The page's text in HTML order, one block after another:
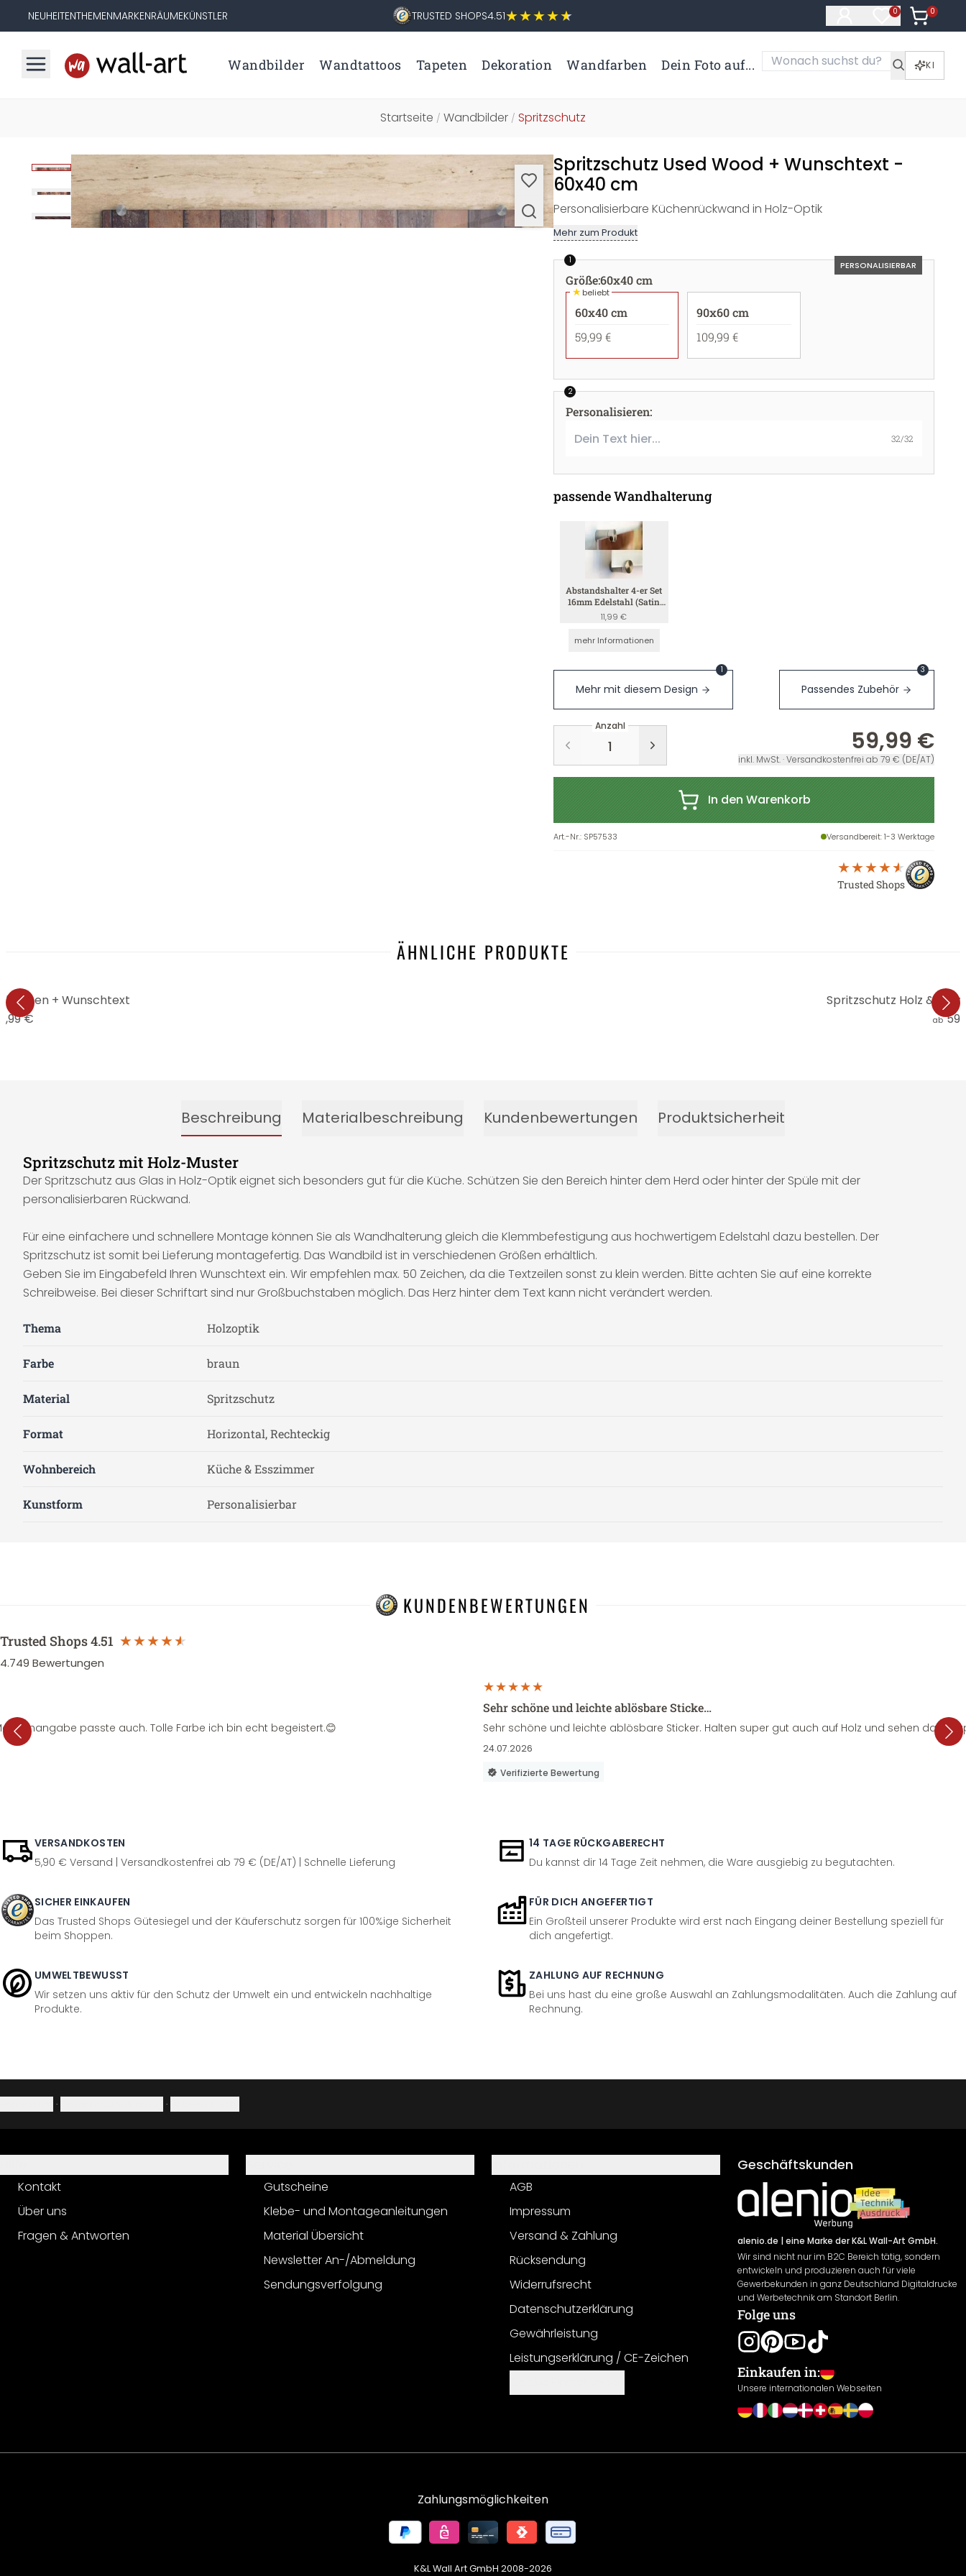
NEUHEITENTHEMENMARKENRÄUMEKÜNSTLER TRUSTED SHOPS4.51 0
Artikel im
0
Artikel
Wandbilder Wandtattoos Tapeten Dekoration Wandfarben Dein Foto auf... KI
Startseite / Wandbilder / Spritzschutz
Spritzschutz Used Wood + Wunschtext -
60x40 cm
Personalisierbare Küchenrückwand in Holz-Optik
Mehr zum Produkt
PERSONALISIERBAR
1
Größe:60x40 cm
★beliebt
60x40 cm
59,99 €
90x60 cm
109,99 €
2
Personalisieren:
32/32
passende Wandhalterung
Abstandshalter 4-er Set
16mm Edelstahl (Satin
4mm)
11,99 €
mehr Informationen
Mehr mit diesem Design
1
Passendes Zubehör
3
Anzahl
59,99 €
inkl. MwSt. · Versandkostenfrei ab 79 € (DE/AT)
In den Warenkorb
Art.-Nr.: SP57533 Versandbereit: 1-3 Werktage
Trusted Shops
ÄHNLICHE PRODUKTE
+ Wunschtext
€
Spritzschutz Holz &
ab
Beschreibung Materialbeschreibung Kundenbewertungen Produktsicherheit
Spritzschutz mit Holz-Muster
Der Spritzschutz aus Glas in Holz-Optik eignet sich besonders gut für die Küche. Schützen Sie den Bereich hinter dem Herd oder hinter der Spüle mit der
personalisierbaren Rückwand.
Für eine einfachere und schnellere Montage können Sie als Wandhalterung gleich die Klemmbefestigung aus hochwertigem Edelstahl dazu bestellen. Der
Spritzschutz ist somit bei Lieferung montagefertig. Das Wandbild ist in verschiedenen Größen erhältlich.
Geben Sie im Eingabefeld Ihren Wunschtext ein. Wir empfehlen max. 50 Zeichen, da die Textzeilen sonst zu klein werden. Bitte achten Sie auf eine korrekte
Schreibweise. Bei dieser Schriftart sind nur Großbuchstaben möglich. Das Herz hinter dem Text kann nicht verändert werden.
Thema Holzoptik
Farbe braun
Material Spritzschutz
Format Horizontal, Rechteckig
Wohnbereich Küche & Esszimmer
Kunstform Personalisierbar
KUNDENBEWERTUNGEN
Trusted Shops4.51
4.749 Bewertungen
passte auch. Tolle Farbe ich bin echt begeistert.😊
Sehr schöne und leichte ablösbare Sticke…
Sehr schöne und leichte ablösbare Sticker. Halten super gut auch auf Holz und sehen dazu
24.07.2026
Verifizierte Bewertung
VERSANDKOSTEN
5,90 € Versand | Versandkostenfrei ab 79 € (DE/AT) | Schnelle Lieferung
14 TAGE RÜCKGABERECHT
Du kannst dir 14 Tage Zeit nehmen, die Ware ausgiebig zu begutachten.
SICHER EINKAUFEN
Das Trusted Shops Gütesiegel und der Käuferschutz sorgen für 100%ige Sicherheit
beim Shoppen.
FÜR DICH ANGEFERTIGT
Ein Großteil unserer Produkte wird erst nach Eingang deiner Bestellung speziell für
dich angefertigt.
UMWELTBEWUSST
Wir setzen uns aktiv für den Schutz der Umwelt ein und entwickeln nachhaltige
Produkte.
ZAHLUNG AUF RECHNUNG
Bei uns hast du eine große Auswahl an Zahlungsmodalitäten. Auch die Zahlung auf
Rechnung.
· ·
Kontakt
Über uns
Fragen & Antworten
Gutscheine
Klebe- und Montageanleitungen
Material Übersicht
Newsletter An-/Abmeldung
Sendungsverfolgung
AGB
Impressum
Versand & Zahlung
Rücksendung
Widerrufsrecht
Datenschutzerklärung
Gewährleistung
Leistungserklärung / CE-Zeichen
Geschäftskunden
alenio.de | eine Marke der K&L Wall-Art GmbH.
Wir sind nicht nur im B2C Bereich tätig, sondern
entwickeln und produzieren auch für viele
Gewerbekunden in ganz Deutschland Digitaldrucke
und Werbetechnik am Standort Berlin.
Folge uns
Einkaufen in:
Unsere internationalen Webseiten
Zahlungsmöglichkeiten
K&L Wall Art GmbH 2008-2026